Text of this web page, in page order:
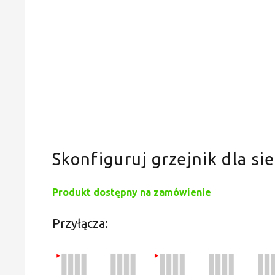
Skonfiguruj grzejnik dla
Produkt dostępny na zamówienie
Przyłącza: